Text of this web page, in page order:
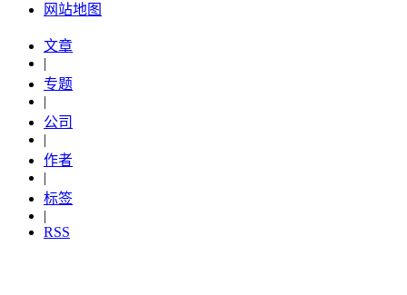
网站地图
文章
|
专题
|
公司
|
作者
|
标签
|
RSS